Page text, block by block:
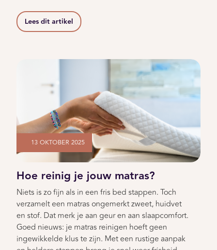
Lees dit artikel
13 OKTOBER 2025
Hoe reinig je jouw matras?
Niets is zo fijn als in een fris bed stappen. Toch
verzamelt een matras ongemerkt zweet, huidvet
en stof. Dat merk je aan geur en aan slaapcomfort.
Goed nieuws: je matras reinigen hoeft geen
ingewikkelde klus te zijn. Met een rustige aanpak